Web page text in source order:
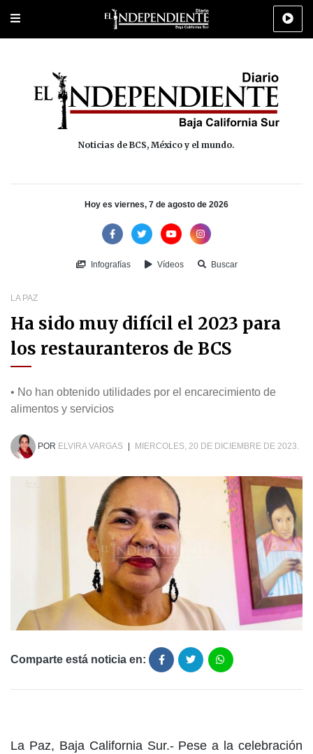
Portada Los Cabos Policiaca Deportes Cultura
Noticias de BCS, México y el mundo.
Hoy es viernes, 7 de agosto de 2026
Infografías Vídeos Buscar
LA PAZ
Ha sido muy difícil el 2023 para
los restauranteros de BCS
• No han obtenido utilidades por el encarecimiento de
alimentos y servicios
POR ELVIRA VARGAS MIERCOLES, 20 DE DICIEMBRE DE 2023.
Comparte está noticia en:
La Paz, Baja California Sur.- Pese a la celebración